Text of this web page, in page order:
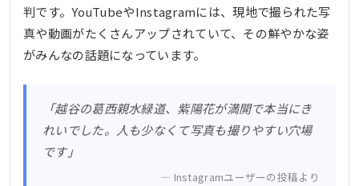
判です。YouTubeやInstagramには、現地で撮られた写
真や動画がたくさんアップされていて、その鮮やかな姿
がみんなの話題になっています。
「越谷の葛西親水緑道、紫陽花が満開で本当にき
れいでした。人も少なくて写真も撮りやすい穴場
です」
Instagramユーザーの投稿より